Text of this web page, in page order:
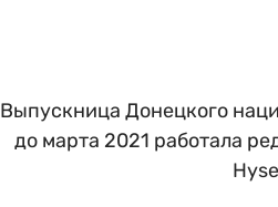
Выпускница Донецкого
до марта 2021 работала